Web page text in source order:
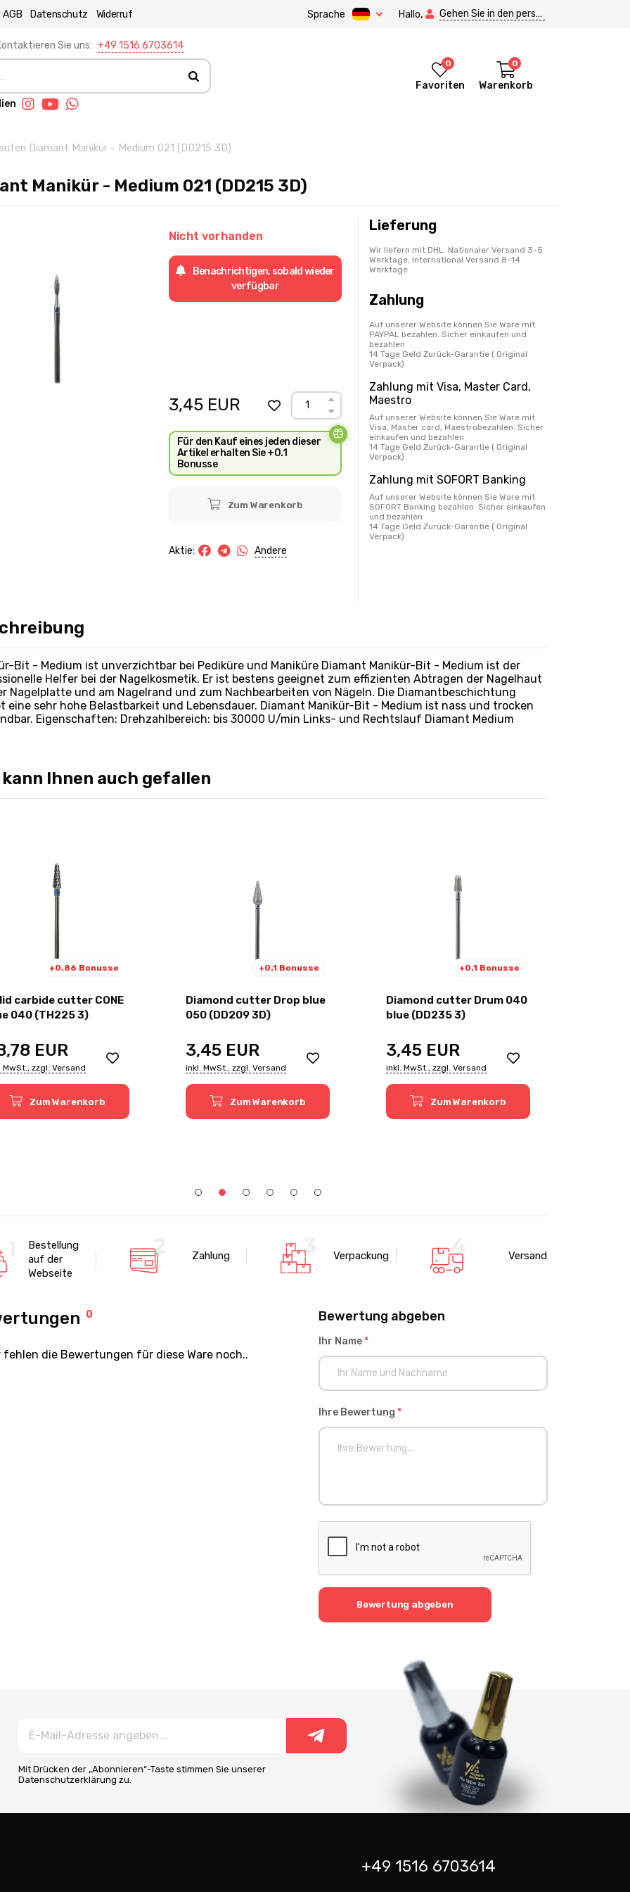
AGB Datenschutz Widerruf Sprache Hallo, Gehen Sie in den persönlichen Bereich.
Sie uns: +49 1516 6703614
0
Favoriten
0
Warenkorb
Diamant Manikür - Medium 021 (DD215 3D)
Manikür - Medium 021 (DD215 3D)
Nicht vorhanden
Benachrichtigen, sobald wieder
verfügbar
3,45 EUR
Für den Kauf eines jeden dieser
Artikel erhalten Sie +0.1
Bonusse
Zum Warenkorb
Aktie: Andere
Lieferung
Wir liefern mit DHL Nationaler Versand 3-5
Werktage, International Versand 8-14
Werktage
Zahlung
Auf unserer Website können Sie Ware mit
PAYPAL bezahlen. Sicher einkaufen und
bezahlen
14 Tage Geld Zurück-Garantie ( Original
Verpack)
Zahlung mit Visa, Master Card,
Maestro
Auf unserer Website können Sie Ware mit
Visa, Master card, Maestrobezahlen. Sicher
einkaufen und bezahlen
14 Tage Geld Zurück-Garantie ( Original
Verpack)
Zahlung mit SOFORT Banking
Auf unserer Website können Sie Ware mit
SOFORT Banking bezahlen. Sicher einkaufen
und bezahlen
14 Tage Geld Zurück-Garantie ( Original
Verpack)
Bit - Medium ist unverzichtbar bei Pediküre und Maniküre Diamant Manikür-Bit - Medium ist der
Helfer bei der Nagelkosmetik. Er ist bestens geeignet zum effizienten Abtragen der Nagelhaut
Nagelplatte und am Nagelrand und zum Nachbearbeiten von Nägeln. Die Diamantbeschichtung
eine sehr hohe Belastbarkeit und Lebensdauer. Diamant Manikür-Bit - Medium ist nass und trocken
Eigenschaften: Drehzahlbereich: bis 30000 U/min Links- und Rechtslauf Diamant Medium
kann Ihnen auch gefallen
+0.86 Bonusse
carbide cutter CONE
040 (TH225 3)
EUR
MwSt., zzgl. Versand
Zum Warenkorb
+0.1 Bonusse
Diamond cutter Drop blue
050 (DD209 3D)
3,45 EUR
inkl. MwSt., zzgl. Versand
Zum Warenkorb
+0.1 Bonusse
Diamond cutter Drum 040
blue (DD235 3)
3,45 EUR
inkl. MwSt., zzgl. Versand
Zum Warenkorb
Bestellung
auf der
Webseite
Zahlung Verpackung Versand
0
fehlen die Bewertungen für diese Ware noch..
Bewertung abgeben
Ihr Name*
Ihre Bewertung *
Bewertung abgeben
Mit Drücken der „Abonnieren“-Taste stimmen Sie unserer
Datenschutzerklärung zu.
+49 1516 6703614